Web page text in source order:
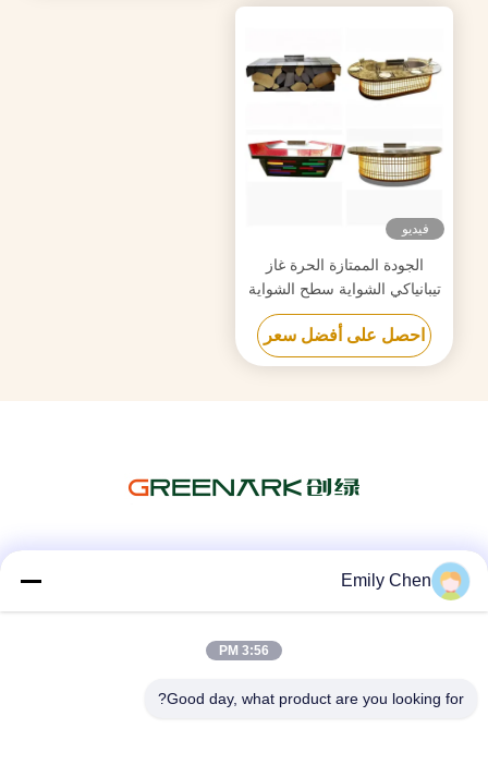
فيديو
الجودة الممتازة الحرة غاز
تيبانياكي الشواية سطح الشواية
المسطحة نطاق درجة الحرارة
50-300C
احصل على أفضل سعر
Emily Chen
3:56 PM
Good day, what product are you looking for?